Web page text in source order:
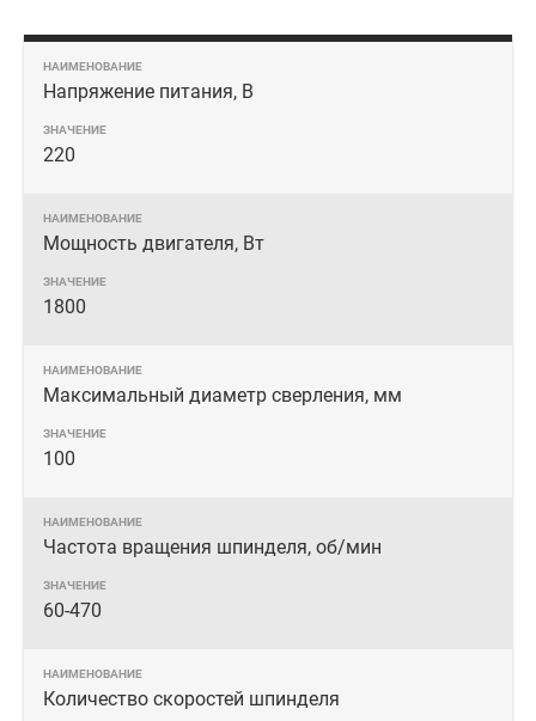
Напряжение питания, В
220
Мощность двигателя, Вт
1800
Максимальный диаметр сверления, мм
100
Частота вращения шпинделя, об/мин
60-470
Количество скоростей шпинделя